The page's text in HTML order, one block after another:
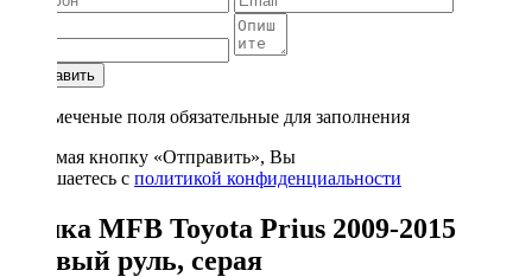
Отправить
* - отмеченые поля обязательные для заполнения
Нажимая кнопку «Отправить», Вы
соглашаетесь с политикой конфиденциальности
Рамка MFB Toyota Prius 2009-2015
правый руль, серая